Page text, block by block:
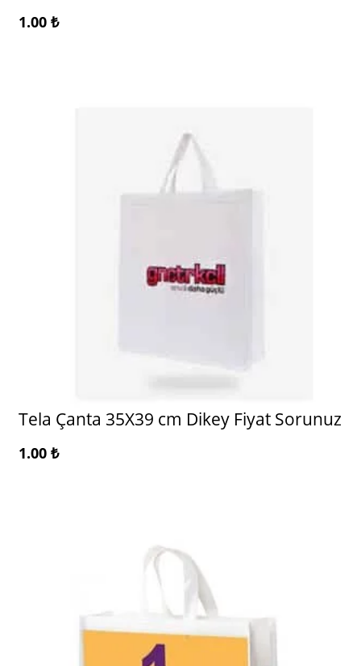
1.00 ₺
Tela Çanta 35X39 cm Dikey Fiyat Sorunuz
1.00 ₺